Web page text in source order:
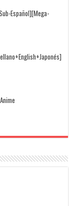
Español][Mega-